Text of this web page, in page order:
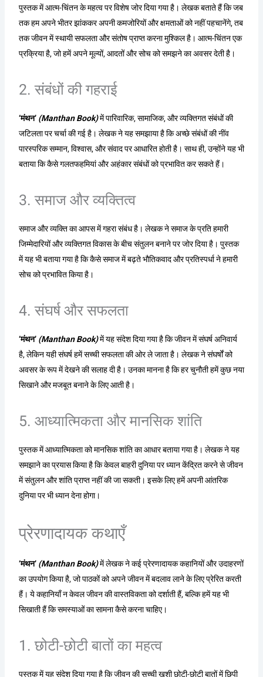
पुस्तक में आत्म-चिंतन के महत्व पर विशेष जोर दिया गया है। लेखक बताते हैं कि जब
तक हम अपने भीतर झांककर अपनी कमजोरियों और क्षमताओं को नहीं पहचानेंगे, तब
तक जीवन में स्थायी सफलता और संतोष प्राप्त करना मुश्किल है। आत्म-चिंतन एक
प्रक्रिया है, जो हमें अपने मूल्यों, आदतों और सोच को समझने का अवसर देती है।
2. संबंधों की गहराई
‘मंथन’(Manthan Book)में पारिवारिक, सामाजिक, और व्यक्तिगत संबंधों की
जटिलता पर चर्चा की गई है। लेखक ने यह समझाया है कि अच्छे संबंधों की नींव
पारस्परिक सम्मान, विश्वास, और संवाद पर आधारित होती है। साथ ही, उन्होंने यह भी
बताया कि कैसे गलतफहमियां और अहंकार संबंधों को प्रभावित कर सकते हैं।
3. समाज और व्यक्तित्व
समाज और व्यक्ति का आपस में गहरा संबंध है। लेखक ने समाज के प्रति हमारी
जिम्मेदारियों और व्यक्तिगत विकास के बीच संतुलन बनाने पर जोर दिया है। पुस्तक
में यह भी बताया गया है कि कैसे समाज में बढ़ते भौतिकवाद और प्रतिस्पर्धा ने हमारी
सोच को प्रभावित किया है।
4. संघर्ष और सफलता
‘मंथन’(Manthan Book)में यह संदेश दिया गया है कि जीवन में संघर्ष अनिवार्य
है, लेकिन यही संघर्ष हमें सच्ची सफलता की ओर ले जाता है। लेखक ने संघर्षों को
अवसर के रूप में देखने की सलाह दी है। उनका मानना है कि हर चुनौती हमें कुछ नया
सिखाने और मजबूत बनाने के लिए आती है।
5. आध्यात्मिकता और मानसिक शांति
पुस्तक में आध्यात्मिकता को मानसिक शांति का आधार बताया गया है। लेखक ने यह
समझाने का प्रयास किया है कि केवल बाहरी दुनिया पर ध्यान केंद्रित करने से जीवन
में संतुलन और शांति प्राप्त नहीं की जा सकती। इसके लिए हमें अपनी आंतरिक
दुनिया पर भी ध्यान देना होगा।
प्रेरणादायक कथाएँ
‘मंथन’(Manthan Book)में लेखक ने कई प्रेरणादायक कहानियों और उदाहरणों
का उपयोग किया है, जो पाठकों को अपने जीवन में बदलाव लाने के लिए प्रेरित करती
हैं। ये कहानियाँ न केवल जीवन की वास्तविकता को दर्शाती हैं, बल्कि हमें यह भी
सिखाती हैं कि समस्याओं का सामना कैसे करना चाहिए।
1. छोटी-छोटी बातों का महत्व
पुस्तक में यह संदेश दिया गया है कि जीवन की सच्ची खुशी छोटी-छोटी बातों में छिपी